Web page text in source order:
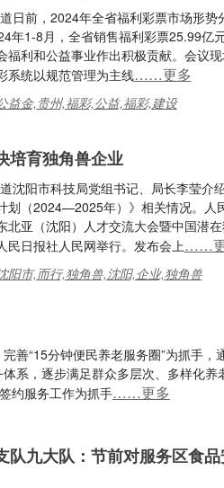
日前，2024年全省福利彩票市场形势
年1-8月，全省销售福利彩票25.99亿
福利和公益事业作出积极贡献。会议
系统以规范管理为主线……更多
益金,贵州,福彩,公益,福彩,建设
培育独角兽企业
沈阳市科技局党组书记、局长李莹介
划（2024—2025年）》相关情况。人
北亚（沈阳）人才交流大会暨中国潜
民日报社人民网举行。发布会上……
阳市,而行,独角兽,沈阳,企业,独角兽
善“15分钟便民养老服务圈”为抓手，
系，逐步满足群众多层次、多样化养
约服务工作为抓手……更多
队九大队：节前对服务区食